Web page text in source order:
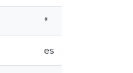
*
es